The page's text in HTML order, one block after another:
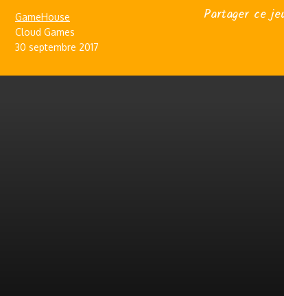
GameHouse
Cloud Games
30 septembre 2017
Partager ce